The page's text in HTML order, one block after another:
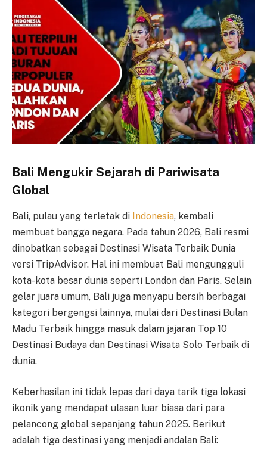
Bali Mengukir Sejarah di Pariwisata
Global
Bali, pulau yang terletak di Indonesia, kembali
membuat bangga negara. Pada tahun 2026, Bali resmi
dinobatkan sebagai Destinasi Wisata Terbaik Dunia
versi TripAdvisor. Hal ini membuat Bali mengungguli
kota-kota besar dunia seperti London dan Paris. Selain
gelar juara umum, Bali juga menyapu bersih berbagai
kategori bergengsi lainnya, mulai dari Destinasi Bulan
Madu Terbaik hingga masuk dalam jajaran Top 10
Destinasi Budaya dan Destinasi Wisata Solo Terbaik di
dunia.
Keberhasilan ini tidak lepas dari daya tarik tiga lokasi
ikonik yang mendapat ulasan luar biasa dari para
pelancong global sepanjang tahun 2025. Berikut
adalah tiga destinasi yang menjadi andalan Bali: